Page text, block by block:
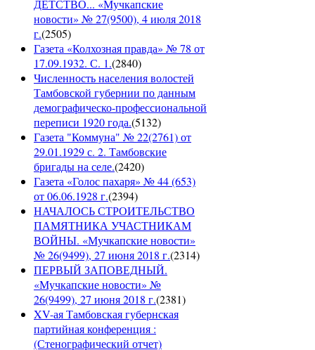
ДЕТСТВО... «Мучкапские
новости» № 27(9500), 4 июля 2018
г.(2505)
Газета «Колхозная правда» № 78 от
17.09.1932. С. 1.(2840)
Численность населения волостей
Тамбовской губернии по данным
демографическо-профессиональной
переписи 1920 года.(5132)
Газета "Коммуна" № 22(2761) от
29.01.1929 с. 2. Тамбовские
бригады на селе.(2420)
Газета «Голос пахаря» № 44 (653)
от 06.06.1928 г.(2394)
НАЧАЛОСЬ СТРОИТЕЛЬСТВО
ПАМЯТНИКА УЧАСТНИКАМ
ВОЙНЫ. «Мучкапские новости»
№ 26(9499), 27 июня 2018 г.(2314)
ПЕРВЫЙ ЗАПОВЕДНЫЙ.
«Мучкапские новости» №
26(9499), 27 июня 2018 г.(2381)
XV-ая Тамбовская губернская
партийная конференция :
(Стенографический отчет)